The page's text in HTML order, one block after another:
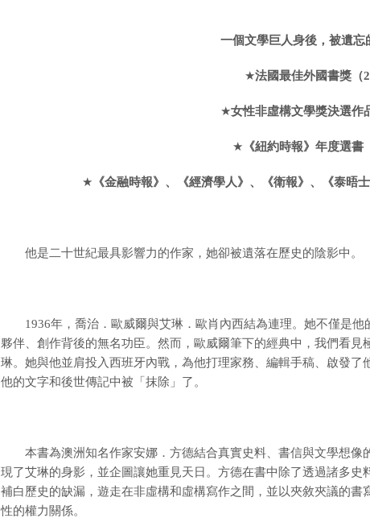
一個文學巨人身後，被遺忘
★法國最佳外國書獎（
★女性非虛構文學獎決選作
★ 《紐約時報》年度選書
★ 《金融時報》、《經濟學人》、《衛報》、《泰晤
他是二十世紀最具影響力的作家，她卻被遺落在歷史的陰影中。
1936年，喬治．歐威爾與艾琳．歐肖內西結為連理。她不僅是他
夥伴、創作背後的無名功臣。然而，歐威爾筆下的經典中，我們看
琳。她與他並肩投入西班牙內戰，為他打理家務、編輯手稿、啟發
他的文字和後世傳記中被「抹除」了。
本書為澳洲知名作家安娜．方德結合真實史料、書信與文學想像
現了艾琳的身影，並企圖讓她重見天日。方德在書中除了透過諸多
補白歷史的缺漏，遊走在非虛構和虛構寫作之間，並以夾敘夾議的
性的權力關係。